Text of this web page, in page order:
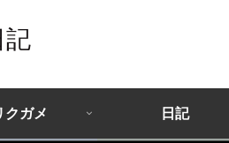
記
クガメ 日記